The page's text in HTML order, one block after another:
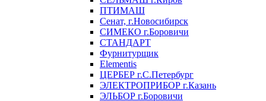
ПТИМАШ
Сенат, г.Новосибирск
СИМЕКО г.Боровичи
СТАНДАРТ
Фурнитурщик
Elementis
ЦЕРБЕР г.С.Петербург
ЭЛЕКТРОПРИБОР г.Казань
ЭЛЬБОР г.Боровичи